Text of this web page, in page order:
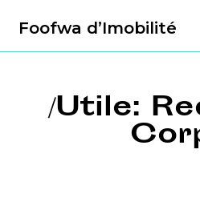
Foofwa d’Imobilité
/Utile: